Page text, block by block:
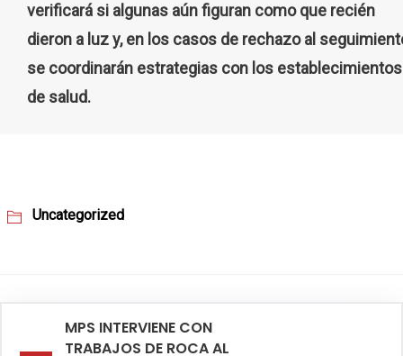
verificará si algunas aún figuran como que recién
dieron a luz y, en los casos de rechazo al
se coordinarán estrategias con los establecimientos
de salud.
Uncategorized
MPS INTERVIENE CON
TRABAJOS DE ROCA AL